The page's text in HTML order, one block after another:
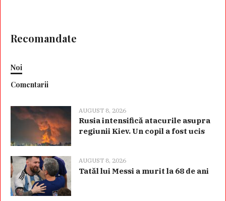
Recomandate
Noi
Comentarii
AUGUST 8, 2026
Rusia intensifică atacurile asupra
regiunii Kiev. Un copil a fost ucis
AUGUST 8, 2026
Tatăl lui Messi a murit la 68 de ani